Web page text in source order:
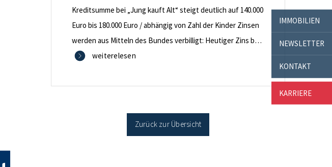
IMMOBILIEN
NEWSLETTER
KONTAKT
KARRIERE
Kreditsumme bei „Jung kauft Alt“ steigt deutlich auf 140.000
Euro bis 180.000 Euro / abhängig von Zahl der Kinder Zinsen
werden aus Mitteln des Bundes verbilligt: Heutiger Zins bei
0,53 Prozent effektiv bei 35 Jahren Laufzeit und 10 Jahren
energetischer Sanierung binnen 54 Monaten nach
weiterelesen
Zurück zur Übersicht